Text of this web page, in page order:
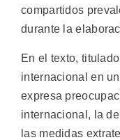
compartidos
durante la
En el texto,
internacional en
expresa
internacional, la
las medidas